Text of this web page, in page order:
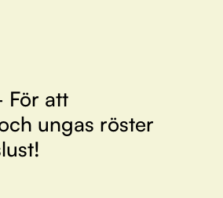
För att
ungas röster